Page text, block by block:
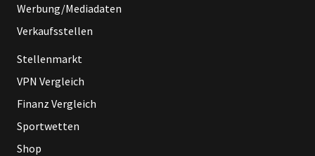
Werbung/Mediadaten
Verkaufsstellen
Stellenmarkt
VPN Vergleich
Finanz Vergleich
Sportwetten
Shop